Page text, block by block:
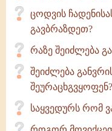
ცოდვის
გავბრაზდეთ?
რაზე შეიძლება
შეიძლება
შეურაცხგვყოფენ?
საყვედურს რომ